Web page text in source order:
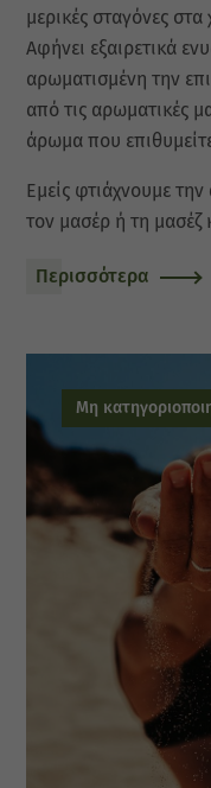
μερικές σταγόνες
Αφήνει εξαιρετικά
αρωματισμένη την
από τις αρωματικές
άρωμα που
Εμείς φτιάχνουμε
τον μασέρ ή τη μασέζ
Περισσότερα
Μη